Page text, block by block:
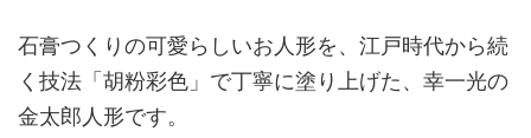
石膏つくりの可愛らしいお人形を、江戸時代から続
く技法「胡粉彩色」で丁寧に塗り上げた、幸一光の
金太郎人形です。